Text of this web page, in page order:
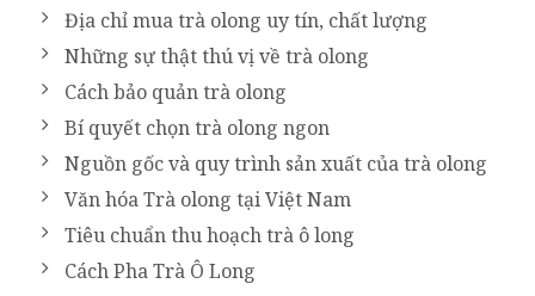
Địa chỉ mua trà olong uy tín, chất lượng
Những sự thật thú vị về trà olong
Cách bảo quản trà olong
Bí quyết chọn trà olong ngon
Nguồn gốc và quy trình sản xuất của trà olong
Văn hóa Trà olong tại Việt Nam
Tiêu chuẩn thu hoạch trà ô long
Cách Pha Trà Ô Long